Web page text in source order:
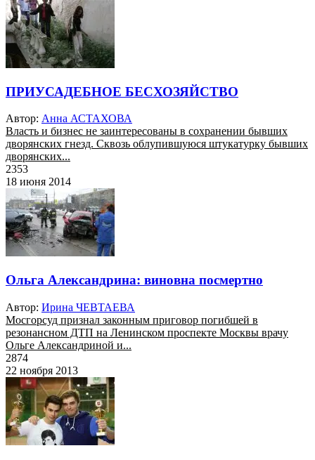
ПРИУСАДЕБНОЕ БЕСХОЗЯЙСТВО
Автор: Анна АСТАХОВА
Власть и бизнес не заинтересованы в сохранении бывших
дворянских гнезд. Сквозь облупившуюся штукатурку бывших
дворянских...
2353
18 июня 2014
Ольга Александрина: виновна посмертно
Автор: Ирина ЧЕВТАЕВА
Мосгорсуд признал законным приговор погибшей в
резонансном ДТП на Ленинском проспекте Москвы врачу
Ольге Александриной и...
2874
22 ноября 2013